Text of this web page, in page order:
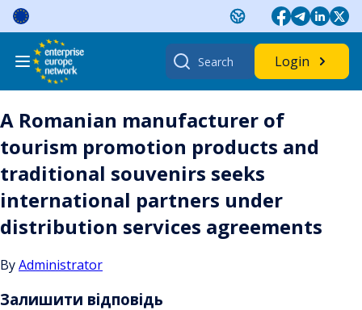
Skip
content
Search
for:
Login
A Romanian manufacturer of
tourism promotion products and
traditional souvenirs seeks
international partners under
distribution services agreements
ByAdministrator
Залишити відповідь